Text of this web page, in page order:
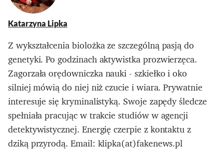
Katarzyna Lipka
Z wykształcenia biolożka ze szczególną pasją do
genetyki. Po godzinach aktywistka prozwierzęca.
Zagorzała orędowniczka nauki - szkiełko i oko
silniej mówią do niej niż czucie i wiara. Prywatnie
interesuje się kryminalistyką. Swoje zapędy śledcze
spełniała pracując w trakcie studiów w agencji
detektywistycznej. Energię czerpie z kontaktu z
dziką przyrodą. Email: klipka(at)fakenews.pl